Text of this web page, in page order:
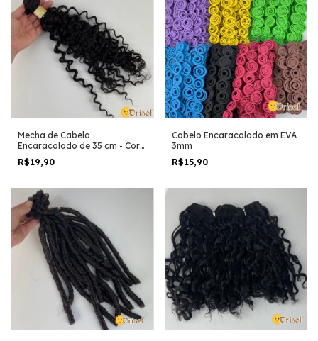
Mecha de Cabelo
Encaracolado de 35 cm - Cor
Castanho
R$19,90
Cabelo Encaracolado em EVA
3mm
R$15,90